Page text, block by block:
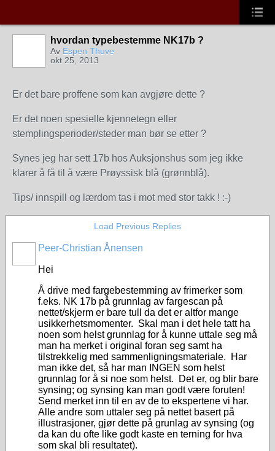
hvordan typebestemme NK17b ?
Av Espen Thuve
okt 25, 2013
Er det bare proffene som kan avgjøre dette ?
Er det noen spesielle kjennetegn eller
stemplingsperioder/steder man bør se etter ?
Synes jeg har sett 17b hos Auksjonshus som jeg ikke
klarer å få til å være Prøyssisk blå (grønnblå).
Tips/ innspill og lærdom tas i mot med stor takk ! :-)
Load Previous Replies
Peer-Christian Ånensen
Hei
Å drive med fargebestemming av frimerker som
f.eks. NK 17b på grunnlag av fargescan på
nettet/skjerm er bare tull da det er altfor mange
usikkerhetsmomenter. Skal man i det hele tatt ha
noen som helst grunnlag for å kunne uttale seg må
man ha merket i original foran seg samt ha
tilstrekkelig med sammenligningsmateriale. Har
man ikke det, så har man INGEN som helst
grunnlag for å si noe som helst. Det er, og blir bare
synsing; og synsing kan man godt være foruten!
Send merket inn til en av de to ekspertene vi har.
Alle andre som uttaler seg på nettet basert på
illustrasjoner, gjør dette på grunlag av synsing (og
da kan du ofte like godt kaste en terning for hva
som skal bli resultatet).